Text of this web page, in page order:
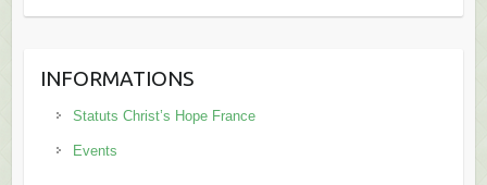
INFORMATIONS
Statuts Christ’s Hope France
Events